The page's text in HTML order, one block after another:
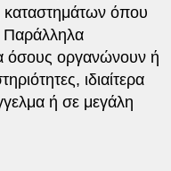
καταστημάτων όπου
Παράλληλα
όσους οργανώνουν ή
ιδιαίτερα
ή σε μεγάλη